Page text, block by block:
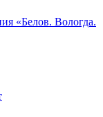
«Белов. Вологда.